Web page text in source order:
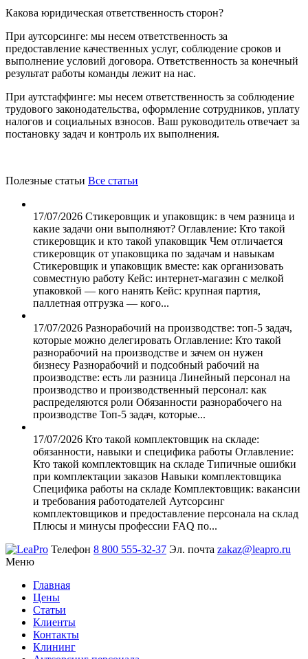
Какова юридическая ответственность сторон?
При аутсорсинге: мы несем ответственность за
предоставление качественных услуг, соблюдение сроков и
выполнение условий договора. Ответственность за конечный
результат работы команды лежит на нас.
При аутстаффинге: мы несем ответственность за соблюдение
трудового законодательства, оформление сотрудников, уплату
налогов и социальных взносов. Ваш руководитель отвечает за
постановку задач и контроль их выполнения.
Полезные статьи Все статьи
17/07/2026 Стикеровщик и упаковщик: в чем разница и
какие задачи они выполняют? Оглавление: Кто такой
стикеровщик и кто такой упаковщик Чем отличается
стикеровщик от упаковщика по задачам и навыкам
Стикеровщик и упаковщик вместе: как организовать
совместную работу Кейс: интернет-магазин с мелкой
упаковкой — кого нанять Кейс: крупная партия,
паллетная отгрузка — кого...
17/07/2026 Разнорабочий на производстве: топ-5 задач,
которые можно делегировать Оглавление: Кто такой
разнорабочий на производстве и зачем он нужен
бизнесу Разнорабочий и подсобный рабочий на
производстве: есть ли разница Линейный персонал на
производство и производственный персонал: как
распределяются роли Обязанности разнорабочего на
производстве Топ-5 задач, которые...
17/07/2026 Кто такой комплектовщик на складе:
обязанности, навыки и специфика работы Оглавление:
Кто такой комплектовщик на складе Типичные ошибки
при комплектации заказов Навыки комплектовщика
Специфика работы на складе Комплектовщик: вакансии
и требования работодателей Аутсорсинг
комплектовщиков и предоставление персонала на склад
Плюсы и минусы профессии FAQ по...
Телефон 8 800 555-32-37 Эл. почта zakaz@leapro.ru
Меню
Главная
Цены
Статьи
Клиенты
Контакты
Клининг